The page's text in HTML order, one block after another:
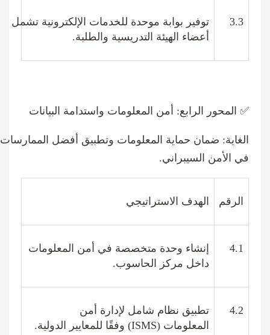
3.3
توفير بوابة موحدة للخدمات الإلكترونية تشمل
أعضاء الهيئة التدريسية والطلبة.
✅ المحور الرابع: أمن المعلومات واستدامة البيانات
الغاية: ضمان حماية المعلومات وتطبيق أفضل الممارسات
في الأمن السيبراني.
الرقم الهدف الاستراتيجي
4.1
إنشاء وحدة متخصصة في أمن المعلومات
داخل مركز الحاسوب.
4.2
تطبيق نظام شامل لإدارة أمن
المعلومات (ISMS) وفقًا للمعايير الدولية.